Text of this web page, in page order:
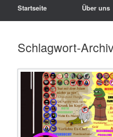
Startseite Über uns
Schlagwort-